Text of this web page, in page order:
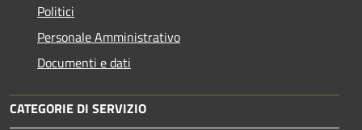
Politici
Personale Amministrativo
Documenti e dati
CATEGORIE DI SERVIZIO